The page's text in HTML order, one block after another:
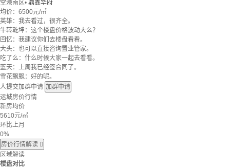
空港南区• 鼎鑫华府
均价： 6500元/㎡
英雄：我去看过，很齐全。
牛转乾坤：这个楼盘价格波动大么？
回忆：我建议你们去楼盘看看。
大头：也可以直接咨询置业管家。
吃了么：什么时候大家一起去看看。
蓝天：上周我已经签合同了。
雪花飘飘：好的呢。
人提交加群申请 加群申请
运城房价行情
新房均价
5610元/㎡
环比上月
0%
房价行情解读 
区域解读
楼盘对比